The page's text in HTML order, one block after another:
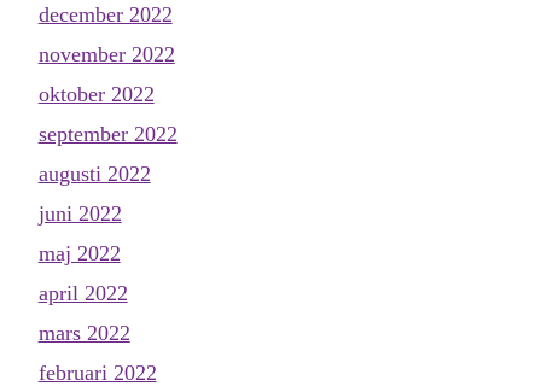
december 2022
november 2022
oktober 2022
september 2022
augusti 2022
juni 2022
maj 2022
april 2022
mars 2022
februari 2022